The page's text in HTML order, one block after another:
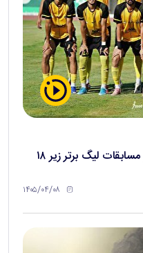
قهرمانی فولاد مبارکه سپاهان در مسابقات لیگ برتر زیر ۱۸
۱۴۰۵/۰۴/۰۸